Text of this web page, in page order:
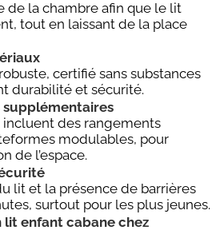
de la chambre afin que le lit
tout en laissant de la place
certifié sans substances
durabilité et sécurité.
incluent des rangements
modulables, pour
de l’espace.
lit et la présence de barrières
surtout pour les plus jeunes.
lit enfant cabane chez